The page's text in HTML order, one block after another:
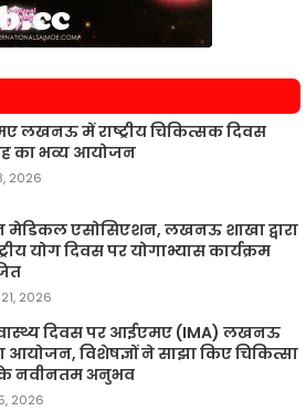
लखनऊ में राष्ट्रीय चिकित्सक दिवस
का भव्य आयोजन
2026
मेडिकल एसोसिएशन, लखनऊ शाखा द्वारा
योग दिवस पर योगाभ्यास कार्यक्रम
2026
दिवस पर आईएमए (IMA) लखनऊ
आयोजन, विशेषज्ञों ने साझा किए चिकित्सा
नवीनतम अनुभव
2026